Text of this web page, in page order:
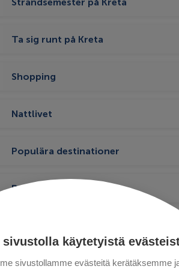
sivustolla käytetyistä
sivustollamme evästeitä kerätäksemme
Strandsemester på Kreta
Ta sig runt på Kreta
Shopping
Nattlivet
Populära destinationer
Bra att veta